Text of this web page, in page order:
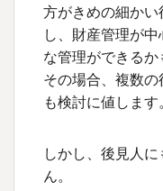
方がきめの細か
し、財産管理が
な管理ができるか
その場合、複数の
も検討に値します
しかし、後見人
ん。